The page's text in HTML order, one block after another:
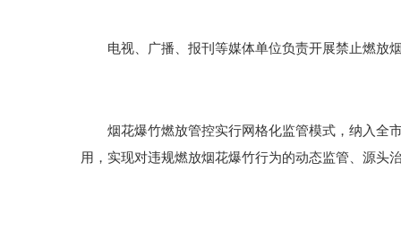
电视、广播、报刊等媒体单位负责开展禁止燃放
烟花爆竹燃放管控实行网格化监管模式，纳入全市
用，实现对违规燃放烟花爆竹行为的动态监管、源头